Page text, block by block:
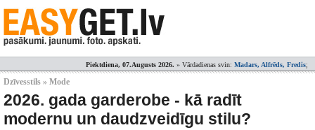
Piektdiena, 07.Augusts 2026. » Vārdadienas svin: Madars, Alfrēds, Fredis;
Dzīvesstils » Mode
2026. gada garderobe - kā radīt
modernu un daudzveidīgu stilu?